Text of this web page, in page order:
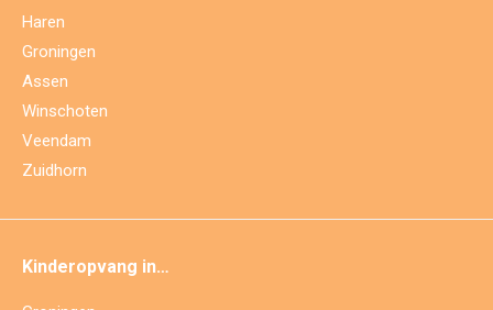
Haren
Groningen
Assen
Winschoten
Veendam
Zuidhorn
Kinderopvang in…